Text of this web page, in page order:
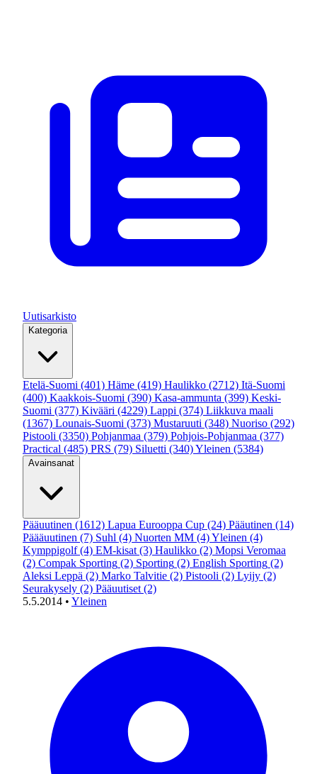
Uutisarkisto
Kategoria
Etelä-Suomi (401) Häme (419) Haulikko (2712) Itä-Suomi
(400) Kaakkois-Suomi (390) Kasa-ammunta (399) Keski-
Suomi (377) Kivääri (4229) Lappi (374) Liikkuva maali
(1367) Lounais-Suomi (373) Mustaruuti (348) Nuoriso (292)
Pistooli (3350) Pohjanmaa (379) Pohjois-Pohjanmaa (377)
Practical (485) PRS (79) Siluetti (340)Yleinen (5384)
Avainsanat
Pääuutinen (1612) Lapua Eurooppa Cup (24) Pääutinen (14)
Päääuutinen (7) Suhl (4) Nuorten MM (4)Yleinen (4)
Kymppigolf (4) EM-kisat (3) Haulikko (2) Mopsi Veromaa
(2) Compak Sporting (2) Sporting (2) English Sporting (2)
Aleksi Leppä (2) Marko Talvitie (2) Pistooli (2) Lyijy (2)
Seurakysely (2) Pääuutiset (2)
5.5.2014 • Yleinen